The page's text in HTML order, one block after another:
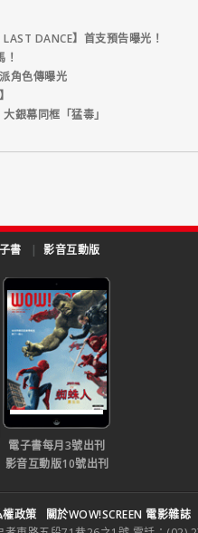
DANCE】首支預告曝光！
角色傳曝光
銀幕同框「猛毒」
書 | 影音互動版
電子書每月3號出刊
影音互動版10號出刊
權政策
關於WOW!SCREEN 電影雜誌